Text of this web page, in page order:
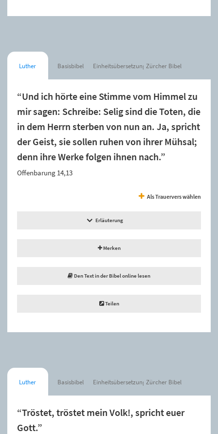
Luther Basisbibel Einheitsübersetzung Zürcher Bibel
“Und ich hörte eine Stimme vom Himmel zu
mir sagen: Schreibe: Selig sind die Toten, die
in dem Herrn sterben von nun an. Ja, spricht
der Geist, sie sollen ruhen von ihrer Mühsal;
denn ihre Werke folgen ihnen nach.”
Offenbarung 14,13
Als Trauervers wählen
Erläuterung
Merken
Den Text in der Bibel online lesen
Teilen
Luther Basisbibel Einheitsübersetzung Zürcher Bibel
“Tröstet, tröstet mein Volk!, spricht euer
Gott.”